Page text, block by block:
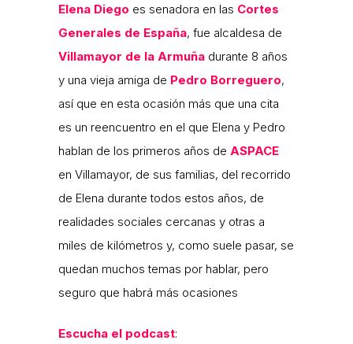
Elena Diego es senadora en las Cortes
Generales de España, fue alcaldesa de
Villamayor de la Armuña durante 8 años
y una vieja amiga de Pedro Borreguero,
así que en esta ocasión más que una cita
es un reencuentro en el que Elena y Pedro
hablan de los primeros años de ASPACE
en Villamayor, de sus familias, del recorrido
de Elena durante todos estos años, de
realidades sociales cercanas y otras a
miles de kilómetros y, como suele pasar, se
quedan muchos temas por hablar, pero
seguro que habrá más ocasiones
Escucha el podcast: